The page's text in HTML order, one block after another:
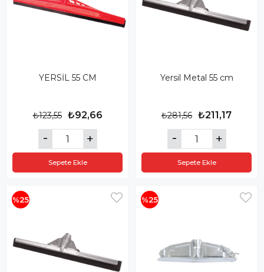
YERSİL 55 CM
₺92,66
₺123,55
Sepete Ekle
Yersil Metal 55 cm
₺211,17
₺281,56
Sepete Ekle
%25 %25